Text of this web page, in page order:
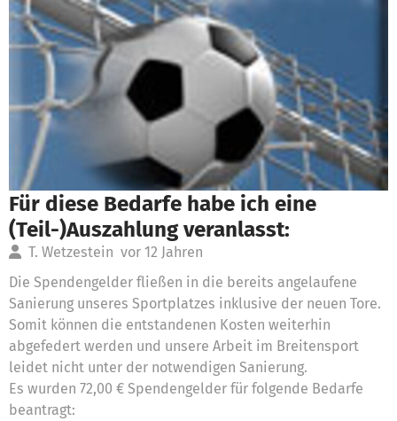
Für diese Bedarfe habe ich eine
(Teil-)Auszahlung veranlasst:
T. Wetzestein vor 12 Jahren
Die Spendengelder fließen in die bereits angelaufene
Sanierung unseres Sportplatzes inklusive der neuen Tore.
Somit können die entstandenen Kosten weiterhin
abgefedert werden und unsere Arbeit im Breitensport
leidet nicht unter der notwendigen Sanierung.
Es wurden 72,00 € Spendengelder für folgende Bedarfe
beantragt: